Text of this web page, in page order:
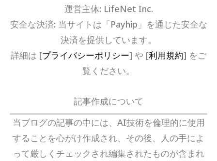
運営主体: LifeNet Inc.
安全な決済: 当サイトは「Payhip」を通じた安全な
決済を提供しています。
詳細は [プライバシーポリシー] や [利用規約] をご
覧ください。
記事作成について
当ブログの記事の中には、AI技術を倫理的に使用
することを心がけ作成され、その後、人の手によ
って厳しくチェックされ編集されたものが含まれ